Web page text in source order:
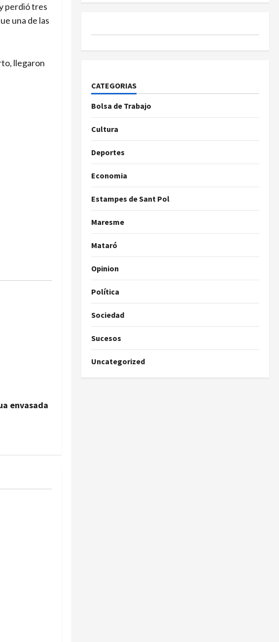
perdió tres
una de las
llegaron
envasada
CATEGORIAS
Bolsa de Trabajo
Cultura
Deportes
Economia
Estampes de Sant Pol
Maresme
Mataró
Opinion
Política
Sociedad
Sucesos
Uncategorized